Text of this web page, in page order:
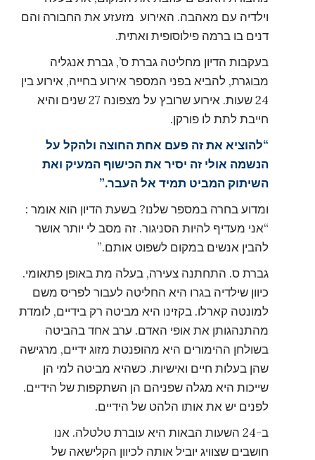
וילדיה עם מאהבה. האירוע מזעזע את החבורה והם
דנים בו ברמה פילוסופית ואתית.
בעקבות הדיון מחליטה גברת ס’, גברת אנגליה
מבוגרת, להביא בפני המספר אירוע בחייה, אירוע בין
24 שעות. אירוע שרובץ על מצפונה 27 שנים והיא
חייבת לתת לו פורקן.
“להוציא את זה פעם אחת החוצה ולהקל על
הנשמה אולי זה יסיר את הכישוף המעיק ואת
השיתוק המביט תמיד אל העבר.”
ומדוע בחרה במספר שלנו? בשעת הדיון הוא אומר :
“אני מעדיף להיות הסניגור. זה מסב לי יותר אושר
להבין אנשים במקום לשפוט אותם.”
גברת ס. התחתנה צעירה, בעלה מת באופן פתאומי.
כיוון שילדיה בגרו היא החליטה לעבור לפריס משם
למונטה קארלו. בקזינו היא מביטה רק בידיים, לומדת
מהתנהגותן את אופי האדם. ערב אחד בהביטה
בשולחן ההימורים היא מהופנטת מזוג ידיים, מרגישה
שהן בעלות חיים ואישיות. כשהיא מביטה למי הן
שייכות היא מגלה שפניהם הן השתקפות של הידיים.
לפנים יש את אותו הלהט של הידיים.
ב-24 השעות הבאות היא עוברת טלטלה. אנו
חושבים שצוויג יוביל אותה לכיוון הקלישאה של